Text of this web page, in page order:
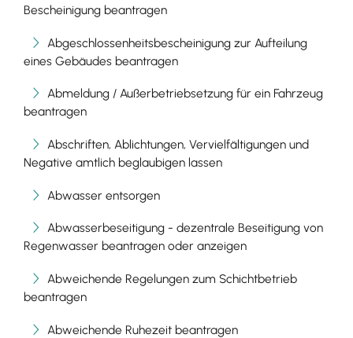
Bescheinigung beantragen
Abgeschlossenheitsbescheinigung zur Aufteilung
eines Gebäudes beantragen
Abmeldung / Außerbetriebsetzung für ein Fahrzeug
beantragen
Abschriften, Ablichtungen, Vervielfältigungen und
Negative amtlich beglaubigen lassen
Abwasser entsorgen
Abwasserbeseitigung - dezentrale Beseitigung von
Regenwasser beantragen oder anzeigen
Abweichende Regelungen zum Schichtbetrieb
beantragen
Abweichende Ruhezeit beantragen